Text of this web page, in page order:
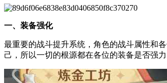
一、装备强化
最重要的战斗提升系统，角色的战斗属性和
己，所以一切的根源都在各位的装备是否强